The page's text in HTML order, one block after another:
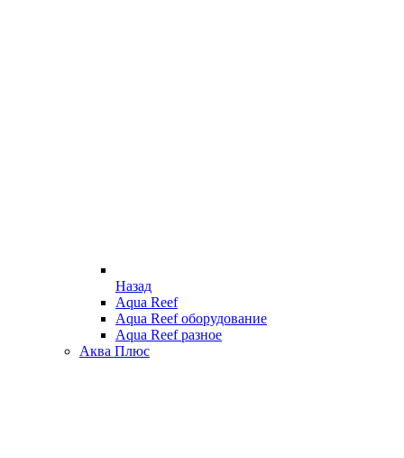
Назад
Aqua Reef
Aqua Reef оборудование
Aqua Reef разное
Аква Плюс